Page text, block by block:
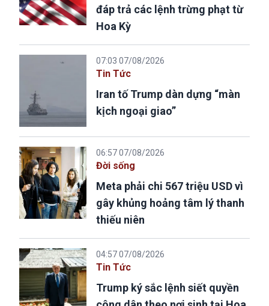
đáp trả các lệnh trừng phạt từ
Hoa Kỳ
07:03 07/08/2026
Tin Tức
Iran tố Trump dàn dựng “màn
kịch ngoại giao”
06:57 07/08/2026
Đời sống
Meta phải chi 567 triệu USD vì
gây khủng hoảng tâm lý thanh
thiếu niên
04:57 07/08/2026
Tin Tức
Trump ký sắc lệnh siết quyền